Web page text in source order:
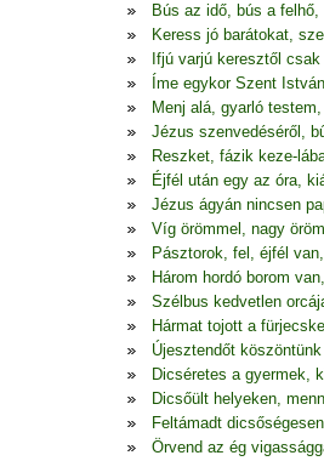
Bús az idő, bús a
Keress jó barátokat,
Ifjú varjú keresztől
Íme egykor Szent
Menj alá, gyarló
Jézus szenvedéséről,
Reszket, fázik keze-
Éjfél után egy az óra,
Jézus ágyán nincsen
Víg örömmel, nagy
Pásztorok, fel, éjfél
Három hordó borom
Szélbus kedvetlen
Hármat tojott a
Újesztendőt
Dicséretes a gyermek,
Dicsőült helyeken,
Feltámadt
Örvend az ég